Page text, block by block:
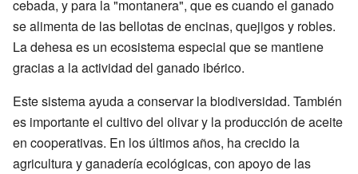
cebada, y para la "montanera", que es cuando el ganado
se alimenta de las bellotas de encinas, quejigos y robles.
La dehesa es un ecosistema especial que se mantiene
gracias a la actividad del ganado ibérico.
Este sistema ayuda a conservar la biodiversidad. También
es importante el cultivo del olivar y la producción de aceite
en cooperativas. En los últimos años, ha crecido la
agricultura y ganadería ecológicas, con apoyo de las